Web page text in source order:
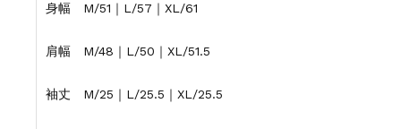
身幅 M/51｜L/57｜XL/61
肩幅 M/48｜L/50｜XL/51.5
袖丈 M/25｜L/25.5｜XL/25.5